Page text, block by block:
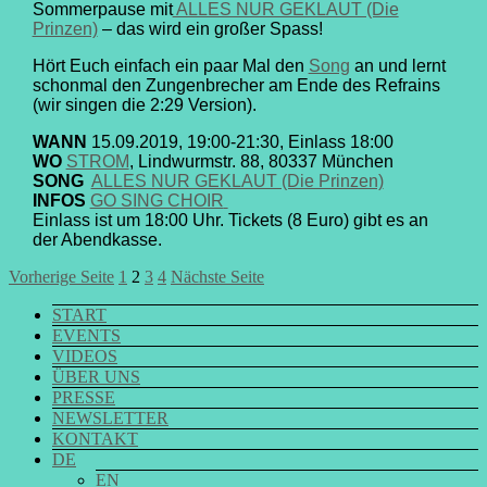
Sommerpause mitALLES NUR GEKLAUT (Die
Prinzen)– das wird ein großer Spass!
Hört Euch einfach ein paar Mal den Song an und lernt
schonmal den Zungenbrecher am Ende des Refrains
(wir singen die 2:29 Version).
WANN 15.09.2019, 19:00-21:30, Einlass 18:00
WO STROM, Lindwurmstr. 88, 80337 München
SONG ALLES NUR GEKLAUT (Die Prinzen)
INFOS GO SING CHOIR
Einlass ist um 18:00 Uhr. Tickets (8 Euro) gibt es an
der Abendkasse.
Seitennummerierung
der
Beiträge
Vorherige Seite Seite
1 Seite
2 Seite
3 Seite
4 Nächste Seite
START
EVENTS
VIDEOS
ÜBER UNS
PRESSE
NEWSLETTER
KONTAKT
DE
EN